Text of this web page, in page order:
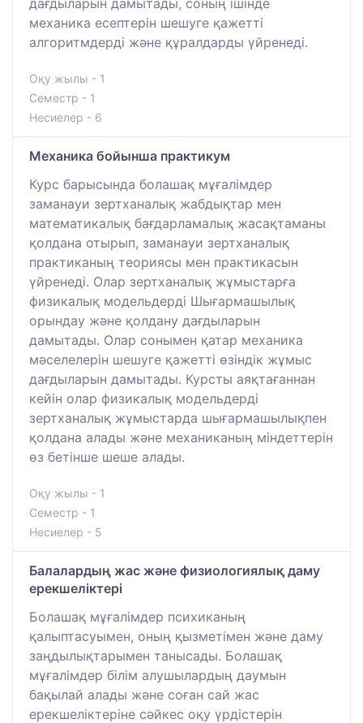
механика есептерін шешуге қажетті
алгоритмдерді және құралдарды үйренеді.
Оқу жылы - 1
Семестр - 1
Несиелер - 6
Механика бойынша практикум
Курс барысында болашақ мұғалімдер
заманауи зертханалық жабдықтар мен
математикалық бағдарламалық жасақтаманы
қолдана отырып, заманауи зертханалық
практиканың теориясы мен практикасын
үйренеді. Олар зертханалық жұмыстарға
физикалық модельдерді Шығармашылық
орындау және қолдану дағдыларын
дамытады. Олар сонымен қатар механика
мәселелерін шешуге қажетті өзіндік жұмыс
дағдыларын дамытады. Курсты аяқтағаннан
кейін олар физикалық модельдерді
зертханалық жұмыстарда шығармашылықпен
қолдана алады және механиканың міндеттерін
өз бетінше шеше алады.
Оқу жылы - 1
Семестр - 1
Несиелер - 5
Балалардың жас және физиологиялық даму
ерекшеліктері
Болашақ мұғалімдер психиканың
қалыптасуымен, оның қызметімен және даму
заңдылықтарымен танысады. Болашақ
мұғалімдер білім алушылардың даумын
бақылай алады және соған сай жас
ерекшеліктеріне сәйкес оқу үрдістерін